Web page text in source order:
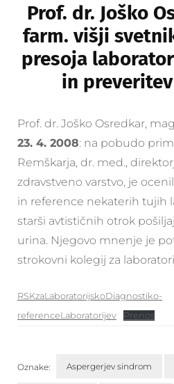
Prof. dr. Joško
farm. višji
presoja
in
Prof. dr. Joško Osredkar,
23. 4. 2008: na pobudo
Remškarja, dr. med.,
zdravstveno varstvo, je
in reference nekaterih tujih
starši avtističnih otrok
urina. Njegovo mnenje je
strokovni kolegij za
RSKzaLaboratorijskoDiagnostiko-
referenceLaboratorijev
Prenos
Oznake: Aspergerjev sindrom